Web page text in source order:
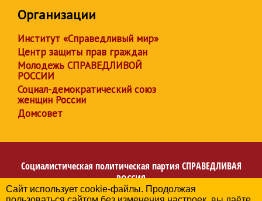
Организации
Институт «Справедливый мир»
Центр защиты прав граждан
Молодежь СПРАВЕДЛИВОЙ
РОССИИ
Социал-демократический союз
женщин России
Домсовет
Социалистическая политическая партия СПРАВЕДЛИВАЯ
РОССИЯ
Региональное отделение партии в Еврейской
Сайт использует cookie-файлы. Продолжая